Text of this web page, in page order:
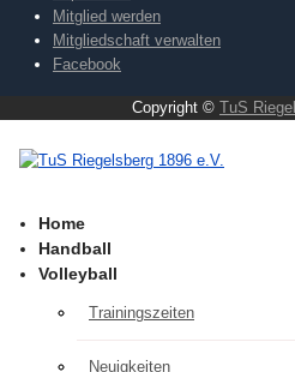
Mitglied werden
Mitgliedschaft verwalten
Facebook
Copyright © TuS
Home
Handball
Volleyball
Trainingszeiten
Neuigkeiten